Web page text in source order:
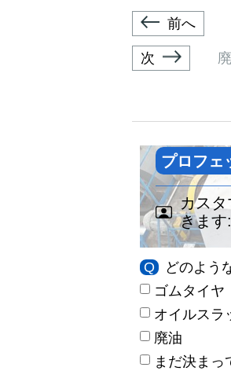
前へ
次
プロフェ
カスタ
きま
Q
どのよう
ゴムタイヤ
オイルスラ
廃油
まだ決まっ